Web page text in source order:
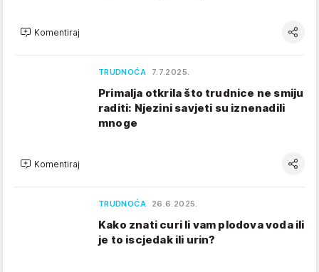
Komentiraj
TRUDNOĆA 7.7.2025.
Primalja otkrila što trudnice ne smiju
raditi: Njezini savjeti su iznenadili
mnoge
Komentiraj
TRUDNOĆA 26.6.2025.
Kako znati curi li vam plodova voda ili
je to iscjedak ili urin?